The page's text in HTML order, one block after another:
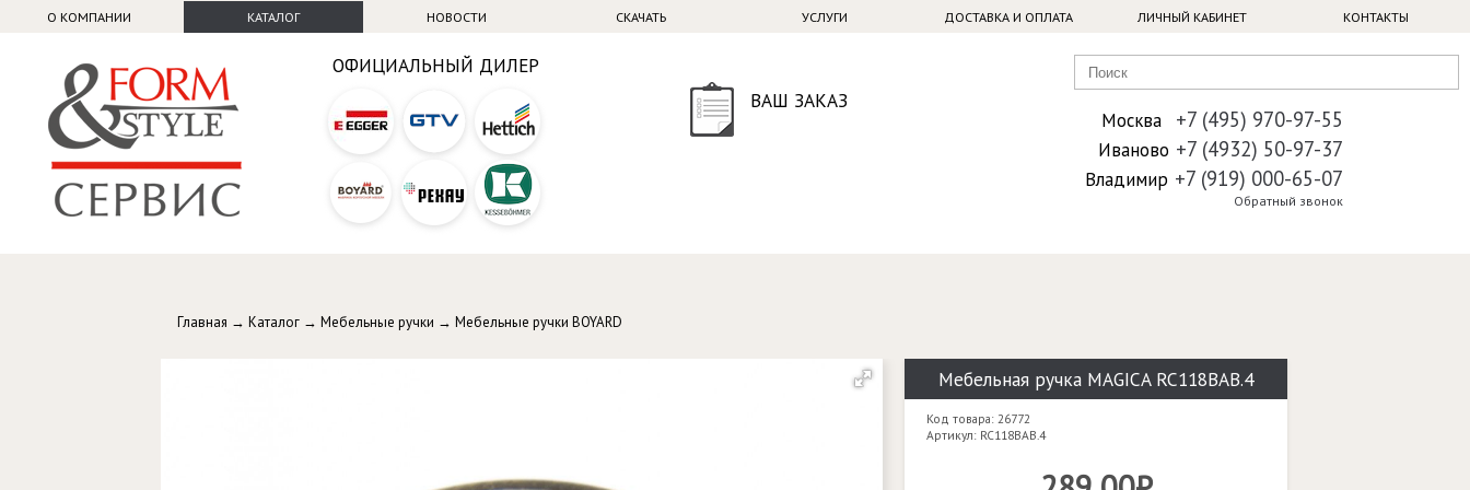
О КОМПАНИИ КАТАЛОГ НОВОСТИ СКАЧАТЬ УСЛУГИ ДОСТАВКА И ОПЛАТА ЛИЧНЫЙ КАБИНЕТ КОНТАКТЫ
ОФИЦИАЛЬНЫЙ ДИЛЕР
ВАШ ЗАКАЗ
Москва +7 (495) 970-97-55
Иваново +7 (4932) 50-97-37
Владимир +7 (919) 000-65-07
Обратный звонок
Главная → Каталог → Мебельные ручки → Мебельные ручки BOYARD
Мебельная ручка MAGICA RC118BAB.4
Код товара: 26772
Артикул: RC118BAB.4